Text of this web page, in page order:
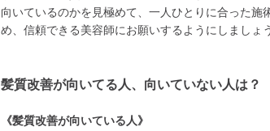
向いているのかを見極めて、一人ひとりに合った施
め、信頼できる美容師にお願いするようにしましょ
髪質改善が向いてる人、向いていない人は？
《髪質改善が向いている人》